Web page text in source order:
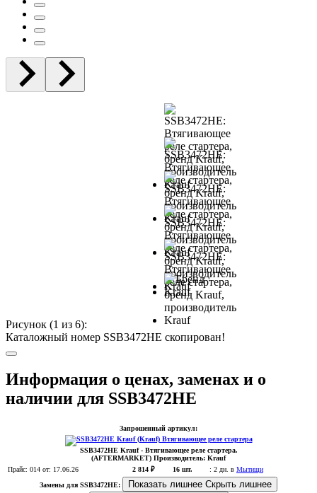
Рисунок (1 из 6):
Каталожный номер SSB3472HE скопирован!
Информация о ценах, заменах и о
наличии для SSB3472HE
Запрошенный артикул:
SSB3472HE Krauf- Втягивающее реле стартера.
(AFTERMARKET) Производитель: Krauf
Прайс: 014 от: 17.06.26 2 814 ₽ 16 шт. : 2 дн. в Мытищи
Замены для SSB3472HE:
Показать лишнее Скрыть лишнее